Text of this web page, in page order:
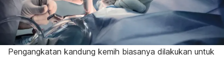
Pengangkatan kandung kemih biasanya dilakukan untuk